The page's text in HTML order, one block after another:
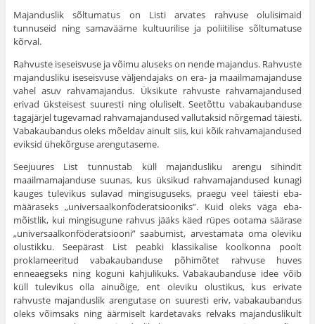
Majanduslik sõltumatus on Listi arvates rahvuse olulisimaid
tunnuseid ning samaväärne kultuurilise ja poliitilise sõltumatuse
kõrval.
Rahvuste iseseisvuse ja võimu aluseks on nende majandus. Rahvuste
majandusliku iseseisvuse väljendajaks on era- ja maa­ilmamajanduse
vahel asuv rahvamajandus. Üksikute rahvuste rahvamajandused
erivad üksteisest suuresti ning oluliselt. See­tõttu vabakaubanduse
tagajärjel tugevamad rahvamajandused vallutaksid nõrgemad täiesti.
Vabakaubandus oleks mõeldav ai­nult siis, kui kõik rahvamajandused
eviksid ühekõrguse arengu­taseme.
Seejuures List tunnustab küll majandusliku arengu sihindit
maailmamajanduse suunas, kus üksikud rahvamajandused kunagi
kauges tulevikus sulavad mingisuguseks, praegu veel täiesti eba­
määraseks „universaalkonföderatsiooniks”. Kuid oleks väga eba­
mõistlik, kui mingisugune rahvus jääks käed rüpes ootama sää­rase
„universaalkonföderatsiooni” saabumist, arvestamata oma oleviku
olustikku. Seepärast List peabki klassikalise koolkonna poolt
proklameeritud vabakaubanduse põhimõtet rahvuse huves
enneaegseks ning koguni kahjulikuks. Vabakaubanduse idee võib
küll tulevikus olla ainuõige, ent oleviku olustikus, kus erivate
rahvuste majanduslik arengutase on suuresti eriv, vabakaubandus
oleks võimsaks ning äärmiselt kardetavaks relvaks majandusli­kult